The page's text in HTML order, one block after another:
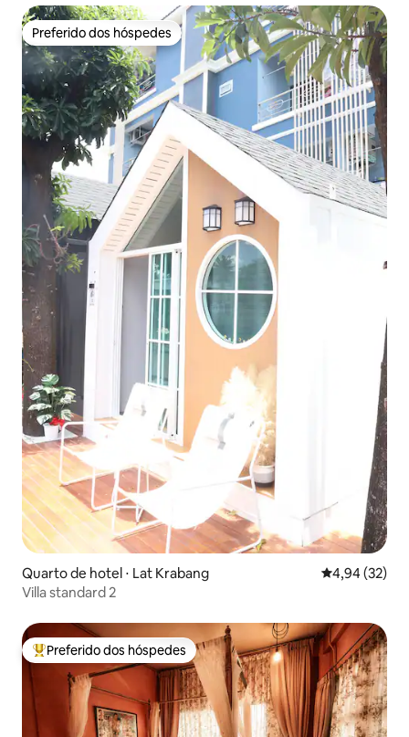
Preferido dos hóspedes
Preferido dos hóspedes
Quarto de hotel ⋅ Lat Krabang 4,94 de uma
4,94 (32)
Villa standard 2
Entre os melhores preferidos dos hóspedes
Preferido dos hóspedes